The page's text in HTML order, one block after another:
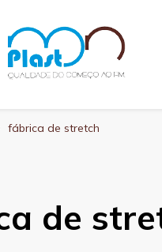
fábrica de stretch
de